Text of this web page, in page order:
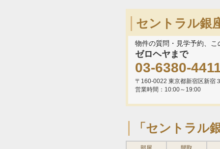
セントラル銀
物件の質問・見学予約、
ゼロヘヤまで
03-6380-
〒160-0022 東京都新宿区新宿
営業時間：10:00～19:00
「セントラル